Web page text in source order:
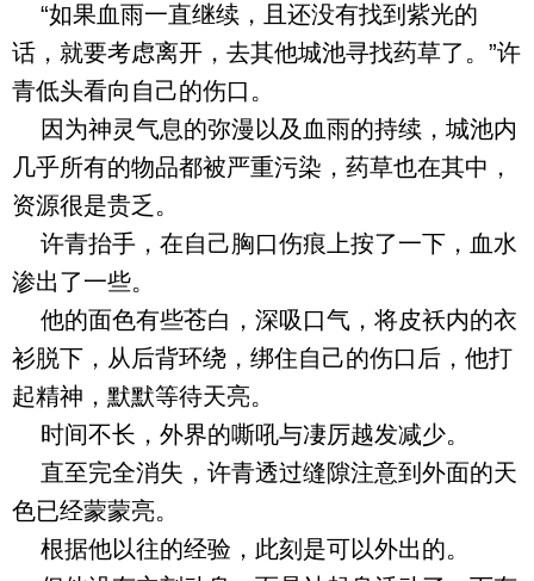
“如果血雨一直继续，且还没有找到紫光的
话，就要考虑离开，去其他城池寻找药草了。”许
青低头看向自己的伤口。
因为神灵气息的弥漫以及血雨的持续，城池内
几乎所有的物品都被严重污染，药草也在其中，
资源很是贵乏。
许青抬手，在自己胸口伤痕上按了一下，血水
渗出了一些。
他的面色有些苍白，深吸口气，将皮袄内的衣
衫脱下，从后背环绕，绑住自己的伤口后，他打
起精神，默默等待天亮。
时间不长，外界的嘶吼与凄厉越发减少。
直至完全消失，许青透过缝隙注意到外面的天
色已经蒙蒙亮。
根据他以往的经验，此刻是可以外出的。